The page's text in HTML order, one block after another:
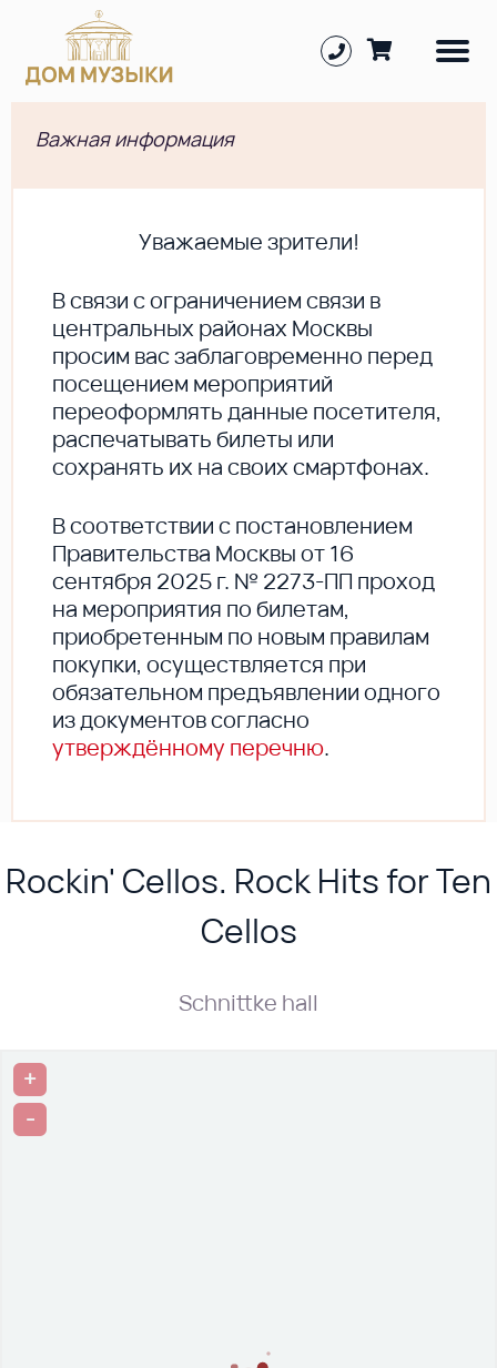
Важная информация
Уважаемые зрители!
В cвязи с ограничением связи в
центральных районах Москвы
просим вас заблаговременно перед
посещением мероприятий
переоформлять данные посетителя,
распечатывать билеты или
сохранять их на своих смартфонах.
В соответствии с постановлением
Правительства Москвы от 16
сентября 2025 г. № 2273-ПП проход
на мероприятия по билетам,
приобретенным по новым правилам
покупки, осуществляется при
обязательном предъявлении одного
из документов согласно
утверждённому перечню.
Rockin' Cellos. Rock Hits for Ten
Cellos
Schnittke hall
+
-